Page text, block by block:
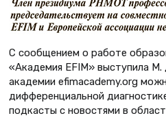
С сообщением о работе
«Академия EFIM» выступила
академии efimacademy.org
дифференциальной
подкасты с новостями в